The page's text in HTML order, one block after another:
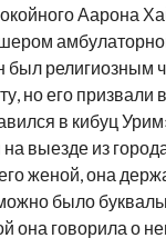
Аарона
религиозным
но его призвали
в кибуц
выезде из
женой, она
было
она говорила о